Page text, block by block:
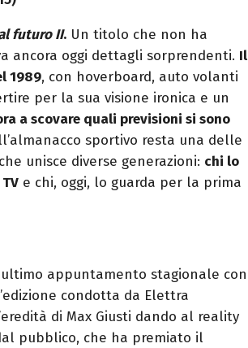
futuro II. Un titolo che non ha
ancora oggi dettagli sorprendenti. Il
1989, con hoverboard, auto volanti
per la sua visione ironica e un
a scovare quali previsioni si sono
sportivo resta una delle
unisce diverse generazioni: chi lo
e chi, oggi, lo guarda per la prima
appuntamento stagionale con
condotta da Elettra
di Max Giusti dando al reality
pubblico, che ha premiato il